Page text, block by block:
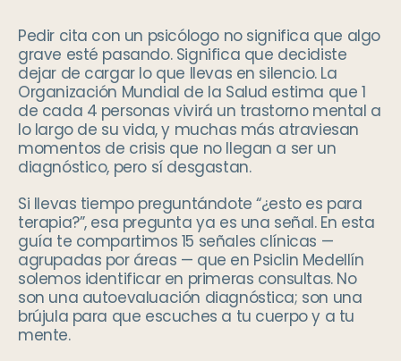
Pedir cita con un psicólogo no significa que algo
grave esté pasando. Significa que decidiste
dejar de cargar lo que llevas en silencio. La
Organización Mundial de la Salud estima que 1
de cada 4 personas vivirá un trastorno mental a
lo largo de su vida, y muchas más atraviesan
momentos de crisis que no llegan a ser un
diagnóstico, pero sí desgastan.
Si llevas tiempo preguntándote “¿esto es para
terapia?”, esa pregunta ya es una señal. En esta
guía te compartimos 15 señales clínicas —
agrupadas por áreas — que en Psiclin Medellín
solemos identificar en primeras consultas. No
son una autoevaluación diagnóstica; son una
brújula para que escuches a tu cuerpo y a tu
mente.